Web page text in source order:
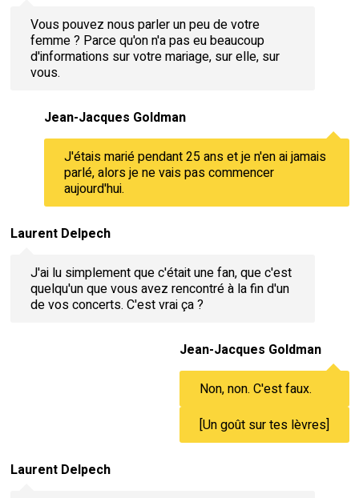
Vous pouvez nous parler un peu de votre
femme ? Parce qu'on n'a pas eu beaucoup
d'informations sur votre mariage, sur elle, sur
vous.
Jean-Jacques Goldman
J'étais marié pendant 25 ans et je n'en ai jamais
parlé, alors je ne vais pas commencer
aujourd'hui.
Laurent Delpech
J'ai lu simplement que c'était une fan, que c'est
quelqu'un que vous avez rencontré à la fin d'un
de vos concerts. C'est vrai ça ?
Jean-Jacques Goldman
Non, non. C'est faux.
[Un goût sur tes lèvres]
Laurent Delpech